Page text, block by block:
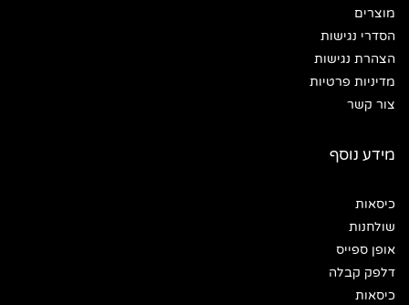
מוצרים
הסדרי נגישות
הצהרת נגישות
מדיניות פרטיות
צור קשר
מידע נוסף
כיסאות
שולחנות
אופן ספייס
דלפק קבלה
כיסאות